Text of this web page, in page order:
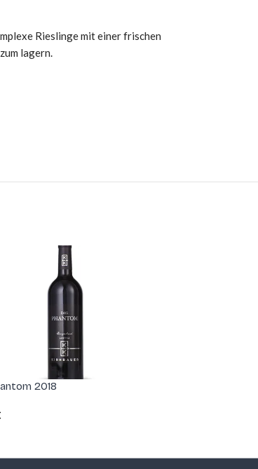
Rieslinge mit einer frischen
lagern.
2018